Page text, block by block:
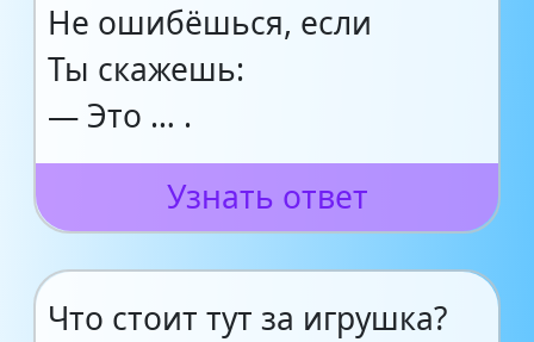
Не ошибёшься, если
Ты скажешь:
— Это … .
Узнать ответ
Что стоит тут за игрушка?